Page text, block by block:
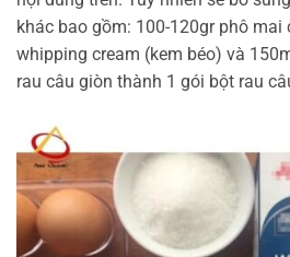
khác bao gồm: 100-120gr phô mai
whipping cream (kem béo) và
rau câu giòn thành 1 gói bột rau